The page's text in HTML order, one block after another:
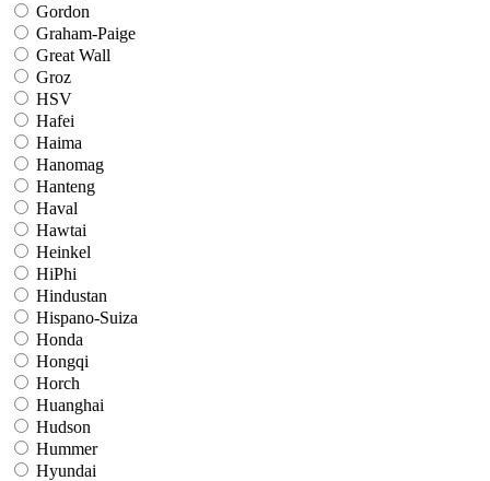
Gordon
Graham-Paige
Great Wall
Groz
HSV
Hafei
Haima
Hanomag
Hanteng
Haval
Hawtai
Heinkel
HiPhi
Hindustan
Hispano-Suiza
Honda
Hongqi
Horch
Huanghai
Hudson
Hummer
Hyundai